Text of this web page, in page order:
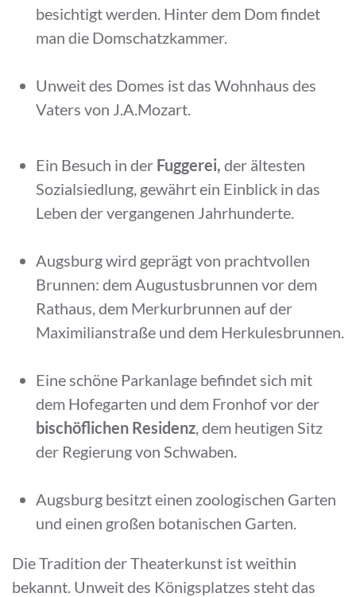
besichtigt werden. Hinter dem Dom findet
man die Domschatzkammer.
Unweit des Domes ist das Wohnhaus des
Vaters von J.A.Mozart.
Ein Besuch in der Fuggerei, der ältesten
Sozialsiedlung, gewährt ein Einblick in das
Leben der vergangenen Jahrhunderte.
Augsburg wird geprägt von prachtvollen
Brunnen: dem Augustusbrunnen vor dem
Rathaus, dem Merkurbrunnen auf der
Maximilianstraße und dem Herkulesbrunnen.
Eine schöne Parkanlage befindet sich mit
dem Hofegarten und dem Fronhof vor der
bischöflichen Residenz , dem heutigen Sitz
der Regierung von Schwaben.
Augsburg besitzt einen zoologischen Garten
und einen großen botanischen Garten.
Die Tradition der Theaterkunst ist weithin
bekannt. Unweit des Königsplatzes steht das